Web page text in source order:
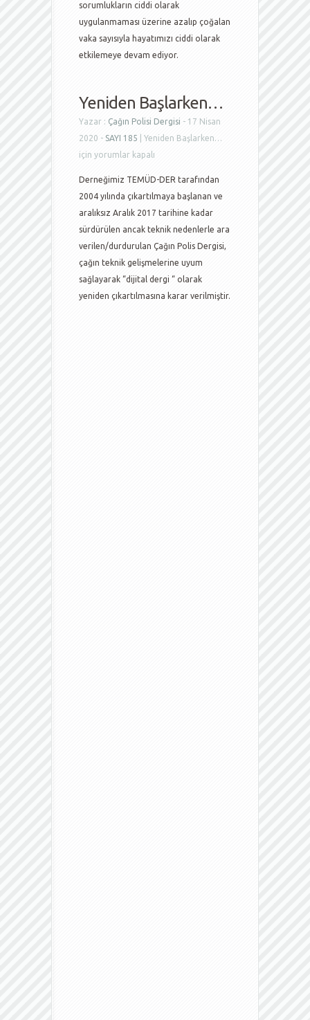
sorumlukların ciddi olarak
uygulanmaması üzerine azalıp çoğalan
vaka sayısıyla hayatımızı ciddi olarak
etkilemeye devam ediyor.
Yeniden Başlarken…
Yazar : Çağın Polisi Dergisi - 17 Nisan
2020 - SAYI 185
Yeniden Başlarken…
için yorumlar kapalı
Derneğimiz TEMÜD-DER tarafından
2004 yılında çıkartılmaya başlanan ve
aralıksız Aralık 2017 tarihine kadar
sürdürülen ancak teknik nedenlerle ara
verilen/durdurulan Çağın Polis Dergisi,
çağın teknik gelişmelerine uyum
sağlayarak “dijital dergi “ olarak
yeniden çıkartılmasına karar verilmiştir.